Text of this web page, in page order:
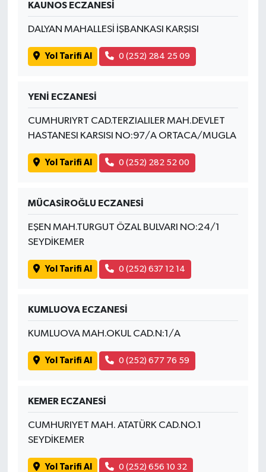
KAUNOS ECZANESİ
DALYAN MAHALLESİ İŞBANKASI KARŞISI
Yol Tarifi Al 0 (252) 284 25 09
YENİ ECZANESİ
CUMHURIYRT CAD.TERZIALILER MAH.DEVLET
HASTANESI KARSISI NO:97/A ORTACA/MUGLA
Yol Tarifi Al 0 (252) 282 52 00
MÜCASİROĞLU ECZANESİ
EŞEN MAH.TURGUT ÖZAL BULVARI NO:24/1
SEYDİKEMER
Yol Tarifi Al 0 (252) 637 12 14
KUMLUOVA ECZANESİ
KUMLUOVA MAH.OKUL CAD.N:1/A
Yol Tarifi Al 0 (252) 677 76 59
KEMER ECZANESİ
CUMHURIYET MAH. ATATÜRK CAD.NO.1
SEYDİKEMER
Yol Tarifi Al 0 (252) 656 10 32